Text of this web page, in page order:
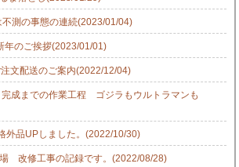
測の事態の連続(2023/01/04)
のご挨拶(2023/01/01)
文配送のご案内(2022/12/04)
成までの作業工程 ゴジラもウルトラマンも
外品UPしました。(2022/10/30)
改修工事の記録です。(2022/08/28)